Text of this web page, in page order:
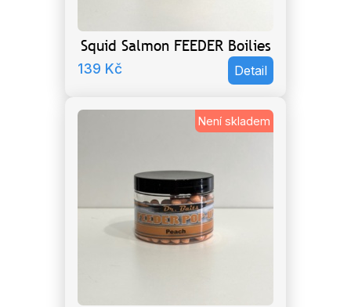
Squid Salmon FEEDER Boilies
139 Kč Detail
Není skladem